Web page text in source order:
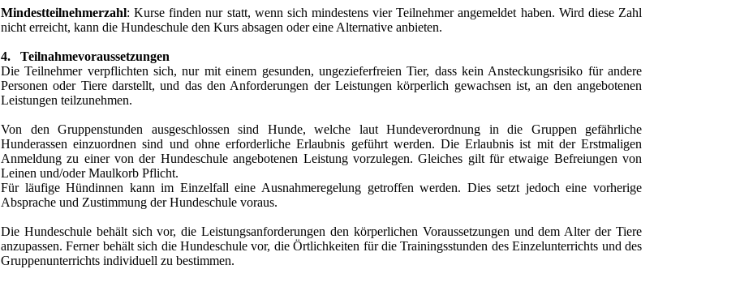
Mindestteilnehmerzahl: Kurse finden nur statt, wenn sich mindestens vier Teilnehmer angemeldet haben. Wird diese Zahl
nicht erreicht, kann die Hundeschule den Kurs absagen oder eine Alternative anbieten.
4. Teilnahmevoraussetzungen
Die Teilnehmer verpflichten sich, nur mit einem gesunden, ungezieferfreien Tier, dass kein Ansteckungsrisiko für andere
Personen oder Tiere darstellt, und das den Anforderungen der Leistungen körperlich gewachsen ist, an den angebotenen
Leistungen teilzunehmen.
Von den Gruppenstunden ausgeschlossen sind Hunde, welche laut Hundeverordnung in die Gruppen gefährliche
Hunderassen einzuordnen sind und ohne erforderliche Erlaubnis geführt werden. Die Erlaubnis ist mit der Erstmaligen
Anmeldung zu einer von der Hundeschule angebotenen Leistung vorzulegen. Gleiches gilt für etwaige Befreiungen von
Leinen und/oder Maulkorb Pflicht.
Für läufige Hündinnen kann im Einzelfall eine Ausnahmeregelung getroffen werden. Dies setzt jedoch eine vorherige
Absprache und Zustimmung der Hundeschule voraus.
Die Hundeschule behält sich vor, die Leistungsanforderungen den körperlichen Voraussetzungen und dem Alter der Tiere
anzupassen. Ferner behält sich die Hundeschule vor, die Örtlichkeiten für die Trainingsstunden des Einzelunterrichts und des
Gruppenunterrichts individuell zu bestimmen.